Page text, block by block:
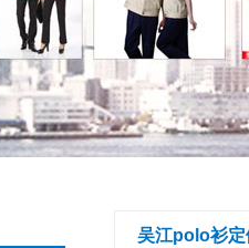
吴江polo衫定